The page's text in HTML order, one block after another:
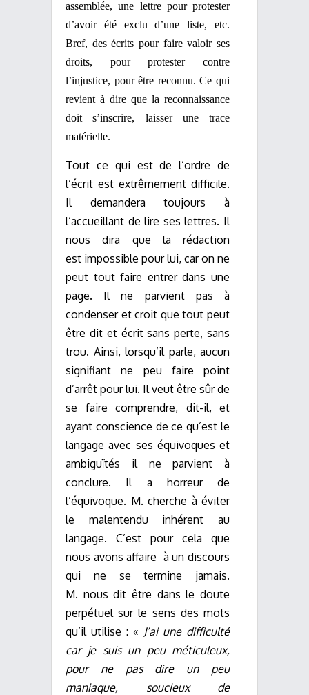
assemblée, une lettre pour protester
d’avoir été exclu d’une liste, etc.
Bref, des écrits pour faire valoir ses
droits, pour protester contre
l’injustice, pour être reconnu. Ce qui
revient à dire que la reconnaissance
doit s’inscrire, laisser une trace
matérielle.
Tout ce qui est de l’ordre de
l’écrit est extrêmement difficile.
Il demandera toujours à
l’accueillant de lire ses lettres. Il
nous dira que la rédaction
est impossible pour lui, car on ne
peut tout faire entrer dans une
page. Il ne parvient pas à
condenser et croit que tout peut
être dit et écrit sans perte, sans
trou. Ainsi, lorsqu’il parle, aucun
signifiant ne peu faire point
d’arrêt pour lui. Il veut être sûr de
se faire comprendre, dit-il, et
ayant conscience de ce qu’est le
langage avec ses équivoques et
ambiguïtés il ne parvient à
conclure. Il a horreur de
l’équivoque. M. cherche à éviter
le malentendu inhérent au
langage. C’est pour cela que
nous avons affaire à un discours
qui ne se termine jamais.
M. nous dit être dans le doute
perpétuel sur le sens des mots
qu’il utilise : « J’ai une difficulté
car je suis un peu méticuleux,
pour ne pas dire un peu
maniaque, soucieux de